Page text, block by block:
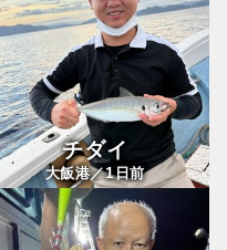
チダイ
大飯港／1日前